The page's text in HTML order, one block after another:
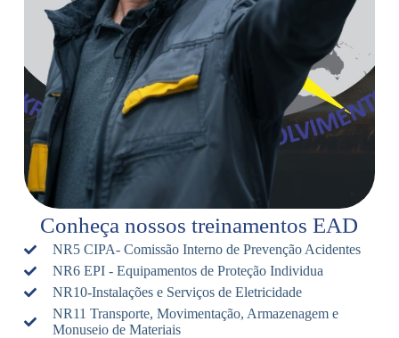
Conheça nossos treinamentos EAD
NR5 CIPA- Comissão Interno de Prevenção Acidentes
NR6 EPI - Equipamentos de Proteção Individua
NR10-Instalações e Serviços de Eletricidade
NR11 Transporte, Movimentação, Armazenagem e
Monuseio de Materiais